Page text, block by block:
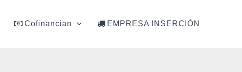
Cofinancian EMPRESA INSERCIÓN